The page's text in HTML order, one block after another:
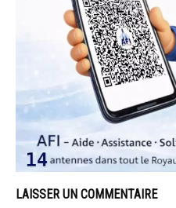
LAISSER UN COMMENTAIRE